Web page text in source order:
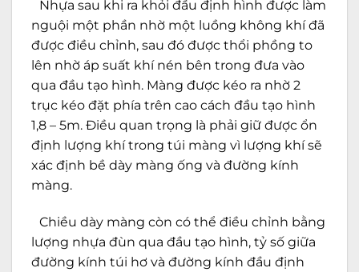
Nhựa sau khi ra khỏi đầu định hình được làm
nguội một phần nhờ một luồng không khí đã
được điều chỉnh, sau đó được thổi phồng to
lên nhờ áp suất khí nén bên trong đưa vào
qua đầu tạo hình. Màng được kéo ra nhờ 2
trục kéo đặt phía trên cao cách đầu tạo hình
1,8 – 5m. Điều quan trọng là phải giữ được ổn
định lượng khí trong túi màng vì lượng khí sẽ
xác định bề dày màng ống và đường kính
màng.
Chiều dày màng còn có thể điều chỉnh bằng
lượng nhựa đùn qua đầu tạo hình, tỷ số giữa
đường kính túi hơ và đường kính đầu định